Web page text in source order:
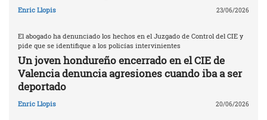
Enric Llopis 23/06/2026
El abogado ha denunciado los hechos en el Juzgado de Control del CIE y
pide que se identifique a los policías intervinientes
Un joven hondureño encerrado en el CIE de
Valencia denuncia agresiones cuando iba a ser
deportado
Enric Llopis 20/06/2026